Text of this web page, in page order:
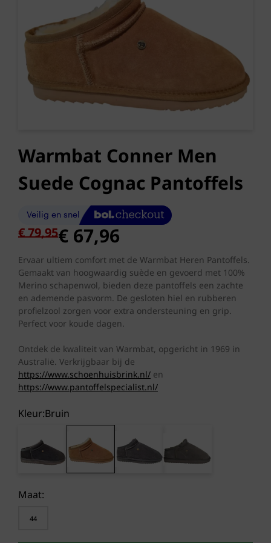
Warmbat Conner Men
Suede Cognac Pantoffels
€79,95
Oorspronkelijke
was:
€ 79,95.
€ 67,96
Huidige
is:
€ 67,96.
Ervaar ultiem comfort met de Warmbat Heren Pantoffels.
Gemaakt van hoogwaardig suède en gevoerd met 100%
Merino schapenwol, bieden deze pantoffels een zachte
en ademende pasvorm. De gesloten hiel en rubberen
profielzool zorgen voor extra ondersteuning en grip.
Perfect voor koude dagen.
Ontdek de kwaliteit van Warmbat, opgericht in 1969 in
Australië. Verkrijgbaar bij de
https://www.schoenhuisbrink.nl/ en
https://www.pantoffelspecialist.nl/
Kleur: bruin
Maat:
44